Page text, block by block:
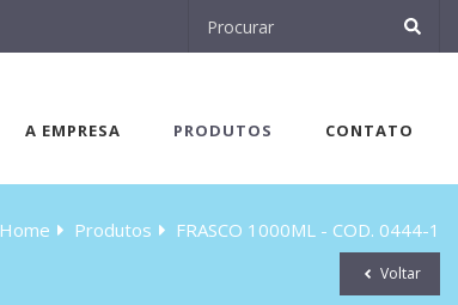
A EMPRESA PRODUTOS CONTATO
Home Produtos FRASCO 1000ML - COD. 0444-1
Voltar